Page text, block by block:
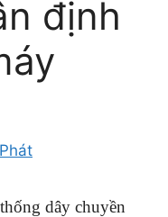
định
dây chuyền